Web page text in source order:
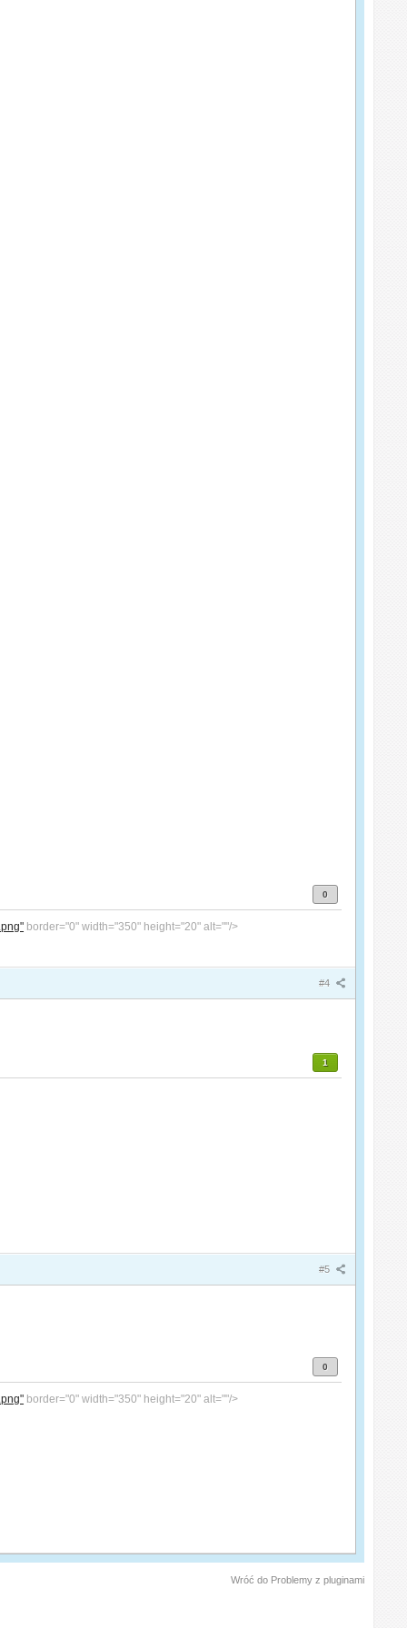
0
border="0" width="350" height="20" alt=""/>
#4
1
#5
0
border="0" width="350" height="20" alt=""/>
Wróć do Problemy z pluginami